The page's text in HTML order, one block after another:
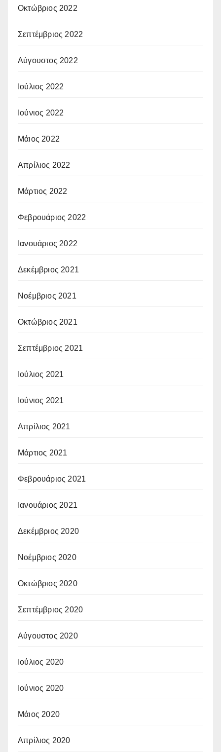
Οκτώβριος 2022
Σεπτέμβριος 2022
Αύγουστος 2022
Ιούλιος 2022
Ιούνιος 2022
Μάιος 2022
Απρίλιος 2022
Μάρτιος 2022
Φεβρουάριος 2022
Ιανουάριος 2022
Δεκέμβριος 2021
Νοέμβριος 2021
Οκτώβριος 2021
Σεπτέμβριος 2021
Ιούλιος 2021
Ιούνιος 2021
Απρίλιος 2021
Μάρτιος 2021
Φεβρουάριος 2021
Ιανουάριος 2021
Δεκέμβριος 2020
Νοέμβριος 2020
Οκτώβριος 2020
Σεπτέμβριος 2020
Αύγουστος 2020
Ιούλιος 2020
Ιούνιος 2020
Μάιος 2020
Απρίλιος 2020